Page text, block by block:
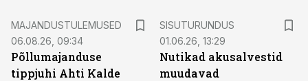
MAJANDUSTULEMUSED
06.08.26, 09:34
Põllumajanduse
tippjuhi Ahti Kalde
SISUTURUNDUS
01.06.26, 13:29
Nutikad akusalvestid
muudavad